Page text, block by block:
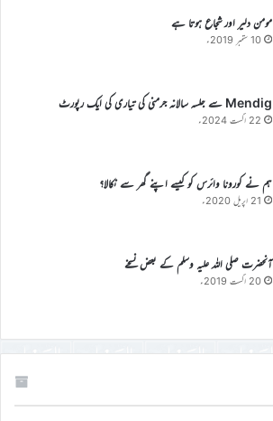
مومن دلیر اور شجاع ہوتا ہے
10 ستمبر 2019ء
Mendig سے جلسہ سالانہ جرمنی کی تیاری کی ایک رپورٹ
22 اگست 2024ء
ہم نے کورونا وائرس کو کیسے اپنے گھر سے نکالا؟
21 اپریل 2020ء
آنحضرت صلی اللہ علیہ وسلم کے بعض نسخے
20 اگست 2019ء